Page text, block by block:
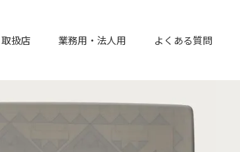
取扱店 業務用・法人用 よくある質問